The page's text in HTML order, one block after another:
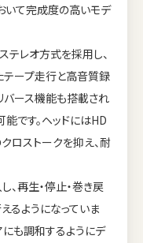
いて完成度の高いモデ
テレオ方式を採用し、
テープ走行と高音質録
バース機能も搭載され
です。ヘッドにはHD
クロストークを抑え、耐
、再生・停止・巻き戻
るようになっていま
にも調和するようにデ